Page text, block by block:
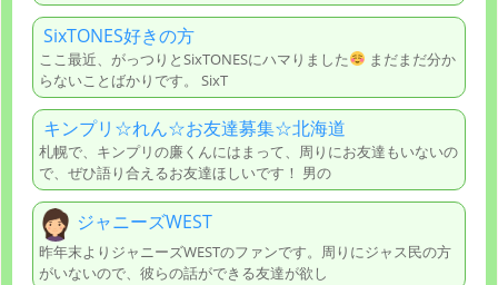
SixTONES好きの方
ここ最近、がっつりとSixTONESにハマりました
まだまだ分か
らないことばかりです。 SixT
キンプリ☆れん☆お友達募集☆北海道
札幌で、キンプリの廉くんにはまって、周りにお友達もいないの
で、ぜひ語り合えるお友達ほしいです！ 男の
ジャニーズWEST
昨年末よりジャニーズWESTのファンです。周りにジャス民の方
がいないので、彼らの話ができる友達が欲し